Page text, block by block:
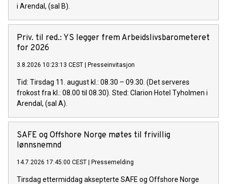
i Arendal, (sal B).
Priv. til red.: YS legger frem Arbeidslivsbarometeret
for 2026
3.8.2026 10:23:13 CEST Presseinvitasjon
Tid: Tirsdag 11. august kl.: 08.30 – 09.30. (Det serveres
frokost fra kl.: 08.00 til 08.30). Sted: Clarion Hotel Tyholmen i
Arendal, (sal A).
SAFE og Offshore Norge møtes til frivillig
lønnsnemnd
14.7.2026 17:45:00 CEST Pressemelding
Tirsdag ettermiddag aksepterte SAFE og Offshore Norge